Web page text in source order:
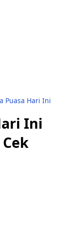
Puasa Hari Ini
Ini